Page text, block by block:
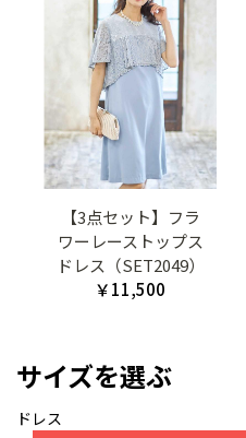
【3点セット】フラ
ワーレーストップス
ドレス（SET2049）
￥11,500
サイズを選ぶ
ドレス